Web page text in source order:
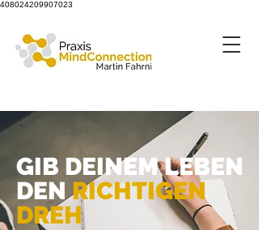
408024209907023
GIB DEINEM LEBEN
DENRICHTIGEN
DREH